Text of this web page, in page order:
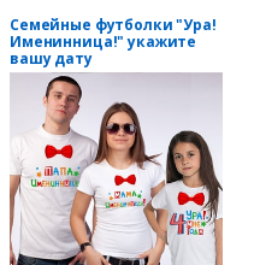
Семейные футболки "Ура!
Именинница!" укажите
вашу дату